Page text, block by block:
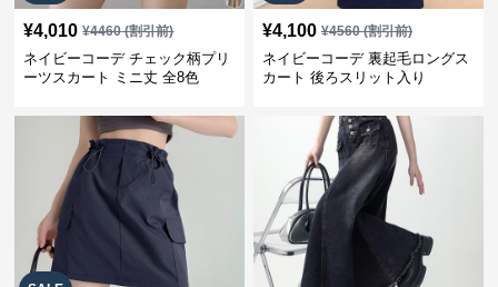
¥4,010 ¥4460(割引前)
ネイビーコーデ チェック柄プリ
ーツスカート ミニ丈 全8色
¥4,100 ¥4560(割引前)
ネイビーコーデ 裏起毛ロングス
カート 後ろスリット入り